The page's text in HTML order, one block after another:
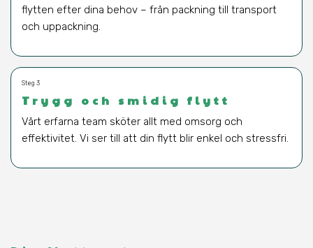
flytten efter dina behov – från packning till transport
och uppackning.
Steg 3
Trygg och smidig flytt
Vårt erfarna team sköter allt med omsorg och
effektivitet. Vi ser till att din flytt blir enkel och stressfri.